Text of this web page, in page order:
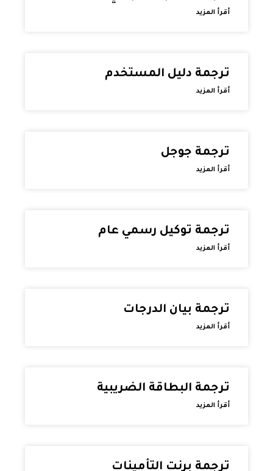
أقرأ المزيد
ترجمة دليل المستخدم
أقرأ المزيد
ترجمة جوجل
أقرأ المزيد
ترجمة توكيل رسمي عام
أقرأ المزيد
ترجمة بيان الدرجات
أقرأ المزيد
ترجمة البطاقة الضريبية
أقرأ المزيد
ترجمة برنت التأمينات